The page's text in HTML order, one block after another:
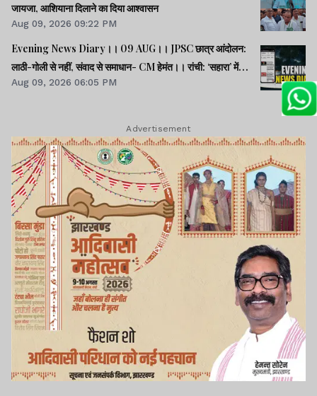
जायजा, आशियाना दिलाने का दिया आश्वासन
Aug 09, 2026 09:22 PM
Evening News Diary।। 09 AUG।। JPSC छात्र आंदोलन:
लाठी-गोली से नहीं, संवाद से समाधान- CM हेमंत।। रांची: ‘सहारा’ में
फंसे 32600 करोड़ की वापसी को लेकर सत्याग्रह।। SC/ST क्रीमी
Aug 09, 2026 06:05 PM
Advertisement